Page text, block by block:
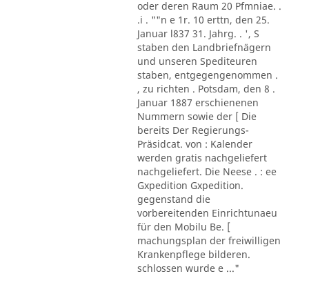
oder deren Raum 20 Pfmniae. .
.i . ""n e 1r. 10 erttn, den 25.
Januar l837 31. Jahrg. . ', S
staben den Landbriefnägern
und unseren Spediteuren
staben, entgegengenommen .
, zu richten . Potsdam, den 8 .
Januar 1887 erschienenen
Nummern sowie der [ Die
bereits Der Regierungs-
Präsidcat. von : Kalender
werden gratis nachgeliefert
nachgeliefert. Die Neese . : ee
Gxpedition Gxpedition.
gegenstand die
vorbereitenden Einrichtunaeu
für den Mobilu Be. [
machungsplan der freiwilligen
Krankenpflege bilderen.
schlossen wurde e ..."